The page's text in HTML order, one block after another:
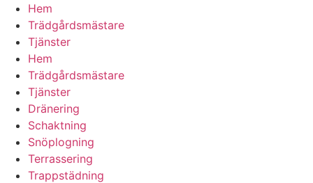
Hem
Trädgårdsmästare
Tjänster
Hem
Trädgårdsmästare
Tjänster
Dränering
Schaktning
Snöplogning
Terrassering
Trappstädning